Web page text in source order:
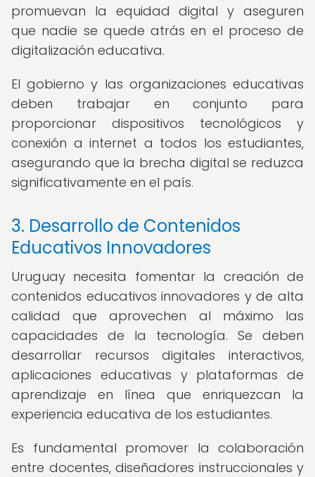
promuevan la equidad digital y aseguren
que nadie se quede atrás en el proceso de
digitalización educativa.
El gobierno y las organizaciones educativas
deben trabajar en conjunto para
proporcionar dispositivos tecnológicos y
conexión a internet a todos los estudiantes,
asegurando que la brecha digital se reduzca
significativamente en el país.
3. Desarrollo de Contenidos
Educativos Innovadores
Uruguay necesita fomentar la creación de
contenidos educativos innovadores y de alta
calidad que aprovechen al máximo las
capacidades de la tecnología. Se deben
desarrollar recursos digitales interactivos,
aplicaciones educativas y plataformas de
aprendizaje en línea que enriquezcan la
experiencia educativa de los estudiantes.
Es fundamental promover la colaboración
entre docentes, diseñadores instruccionales y